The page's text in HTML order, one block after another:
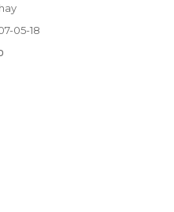
05-18